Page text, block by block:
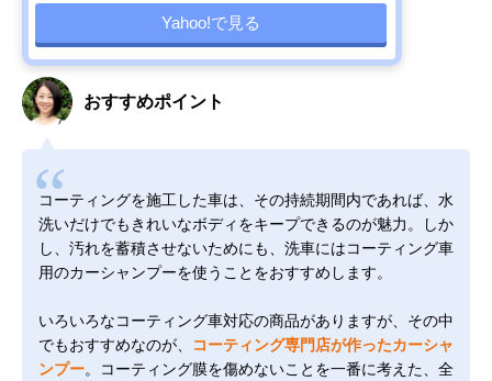
Yahoo!で見る
おすすめポイント
コーティングを施工した車は、その持続期間内であれば、水
洗いだけでもきれいなボディをキープできるのが魅力。しか
し、汚れを蓄積させないためにも、洗車にはコーティング車
用のカーシャンプーを使うことをおすすめします。
いろいろなコーティング車対応の商品がありますが、その中
でもおすすめなのが、
コーティング専門店が作ったカーシャ
ンプー。コーティング膜を傷めないことを一番に考えた、全